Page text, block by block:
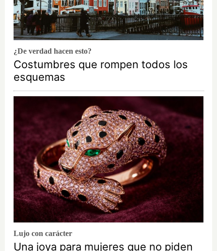
¿De verdad hacen esto?
Costumbres que rompen todos los
esquemas
Lujo con carácter
Una joya para mujeres que no piden